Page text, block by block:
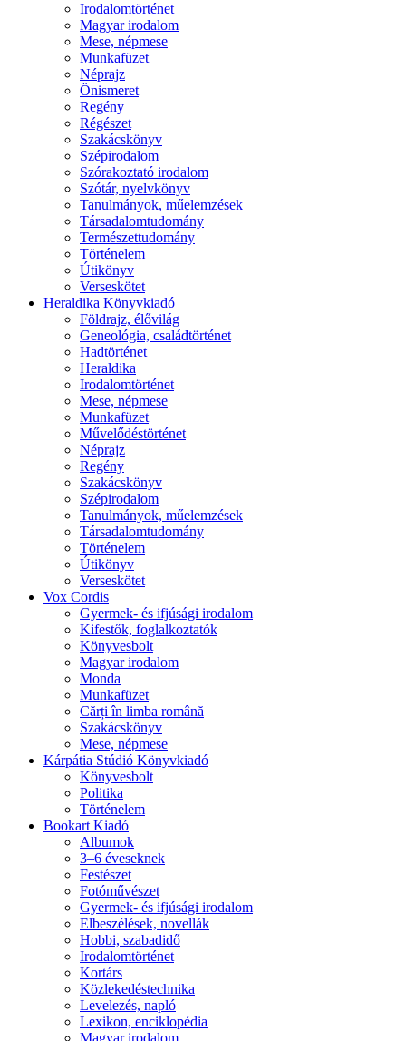
Irodalomtörténet
Magyar irodalom
Mese, népmese
Munkafüzet
Néprajz
Önismeret
Regény
Régészet
Szakácskönyv
Szépirodalom
Szórakoztató irodalom
Szótár, nyelvkönyv
Tanulmányok, műelemzések
Társadalomtudomány
Természettudomány
Történelem
Útikönyv
Verseskötet
Heraldika Könyvkiadó
Földrajz, élővilág
Geneológia, családtörténet
Hadtörténet
Heraldika
Irodalomtörténet
Mese, népmese
Munkafüzet
Művelődéstörténet
Néprajz
Regény
Szakácskönyv
Szépirodalom
Tanulmányok, műelemzések
Társadalomtudomány
Történelem
Útikönyv
Verseskötet
Vox Cordis
Gyermek- és ifjúsági irodalom
Kifestők, foglalkoztatók
Könyvesbolt
Magyar irodalom
Monda
Munkafüzet
Cărți în limba română
Szakácskönyv
Mese, népmese
Kárpátia Stúdió Könyvkiadó
Könyvesbolt
Politika
Történelem
Bookart Kiadó
Albumok
3–6 éveseknek
Festészet
Fotóművészet
Gyermek- és ifjúsági irodalom
Elbeszélések, novellák
Hobbi, szabadidő
Irodalomtörténet
Kortárs
Közlekedéstechnika
Levelezés, napló
Lexikon, enciklopédia
Magyar irodalom